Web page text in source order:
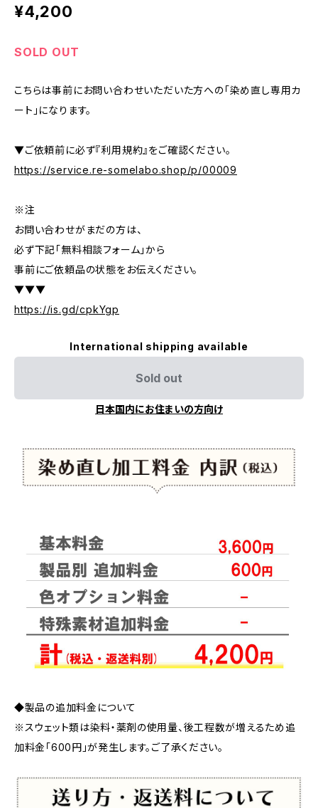
¥4,200
SOLD OUT
こちらは事前にお問い合わせいただいた方への「染め直し専用カ
ート」になります。
▼ご依頼前に必ず『利用規約』をご確認ください。
https://service.re-somelabo.shop/p/00009
※注
お問い合わせがまだの方は、
必ず下記「無料相談フォーム」から
事前にご依頼品の状態をお伝えください。
▼▼▼
https://is.gd/cpkYgp
International shipping available
Sold out
日本国内にお住まいの方向け
◆製品の追加料金について
※スウェット類は染料・薬剤の使用量、後工程数が増えるため追
加料金「600円」が発生します。ご了承ください。